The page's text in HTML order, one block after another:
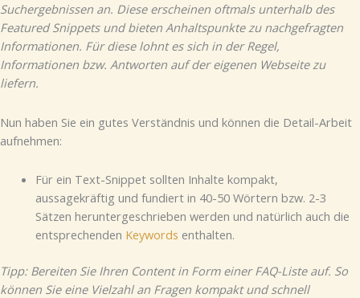
Suchergebnissen an. Diese erscheinen oftmals unterhalb des
Featured Snippets und bieten Anhaltspunkte zu nachgefragten
Informationen. Für diese lohnt es sich in der Regel,
Informationen bzw. Antworten auf der eigenen Webseite zu
liefern.
Nun haben Sie ein gutes Verständnis und können die Detail-Arbeit
aufnehmen:
Für ein Text-Snippet sollten Inhalte kompakt,
aussagekräftig und fundiert in 40-50 Wörtern bzw. 2-3
Sätzen heruntergeschrieben werden und natürlich auch die
entsprechenden Keywords enthalten.
Tipp: Bereiten Sie Ihren Content in Form einer FAQ-Liste auf. So
können Sie eine Vielzahl an Fragen kompakt und schnell